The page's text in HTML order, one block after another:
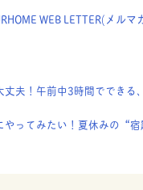
WEB LETTER(メルマ
午前中3時間でできる、子どもと一